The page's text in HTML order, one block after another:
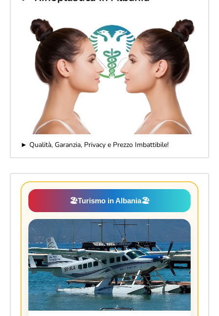
► Qualità, Garanzia, Privacy e Prezzo Imbattibile!
🏖️Turismo in Albania🏖️